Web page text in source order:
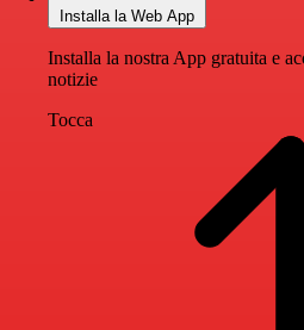
Installa la Web App
Installa la nostra App gratuita e
notizie
Tocca